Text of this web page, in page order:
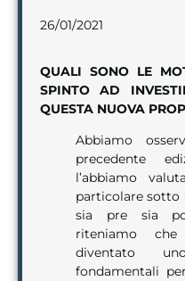
26/01/2021
QUALI SONO LE
SPINTO AD
QUESTA NUOVA
Abbiamo
precedente
l’abbiamo
particolare sotto
sia pre sia
riteniamo
diventato
fondamentali